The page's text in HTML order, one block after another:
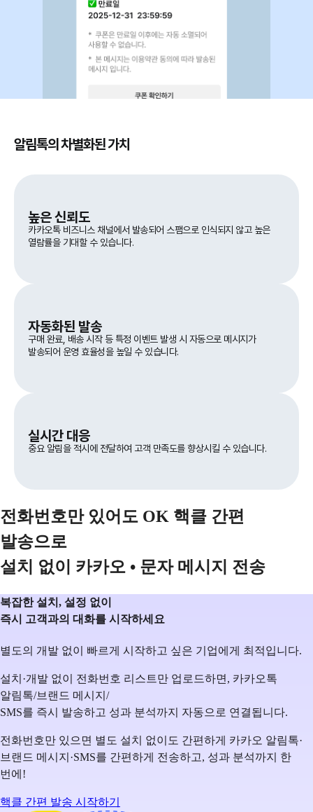
알림톡의 차별화된 가치
높은 신뢰도
카카오톡 비즈니스 채널에서 발송되어 스팸으로 인식되지 않고 높은
열람률을 기대할 수 있습니다.
자동화된 발송
구매 완료, 배송 시작 등 특정 이벤트 발생 시 자동으로 메시지가
발송되어 운영 효율성을 높일 수 있습니다.
실시간 대응
중요 알림을 적시에 전달하여 고객 만족도를 향상시킬 수 있습니다.
전화번호만 있어도 OK 핵클 간편
발송으로
설치 없이 카카오 • 문자 메시지 전송
복잡한 설치, 설정 없이
즉시 고객과의 대화를 시작하세요
별도의 개발 없이 빠르게 시작하고 싶은 기업에게 최적입니다.
설치·개발 없이 전화번호 리스트만 업로드하면, 카카오톡
알림톡/브랜드 메시지/
SMS를 즉시 발송하고 성과 분석까지 자동으로 연결됩니다.
전화번호만 있으면 별도 설치 없이도 간편하게 카카오 알림톡·
브랜드 메시지·SMS를 간편하게 전송하고, 성과 분석까지 한
번에!
핵클 간편 발송 시작하기